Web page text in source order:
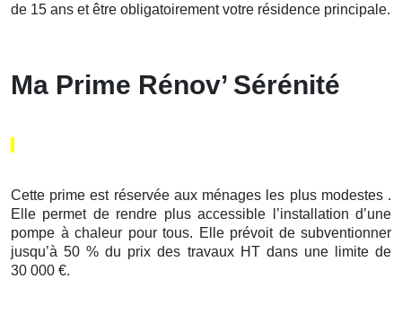
de 15 ans et être obligatoirement votre résidence principale.
Ma Prime Rénov’ Sérénité
Cette prime est réservée aux ménages les plus modestes .
Elle permet de rendre plus accessible l’installation d’une
pompe à chaleur pour tous. Elle prévoit de subventionner
jusqu’à 50 % du prix des travaux HT dans une limite de
30 000 €.